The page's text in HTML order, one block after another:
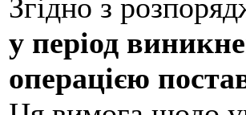
Згідно з
у період
операцією